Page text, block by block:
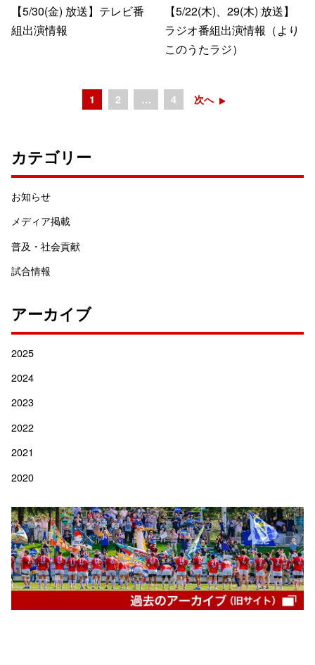
【5/30(金) 放送】テレビ番
組出演情報
【5/22(木)、29(木) 放送】
ラジオ番組出演情報（より
このうたラジ）
1 2 … 4 次へ
カテゴリー
お知らせ
メディア掲載
普及・社会貢献
試合情報
アーカイブ
2025
2024
2023
2022
2021
2020